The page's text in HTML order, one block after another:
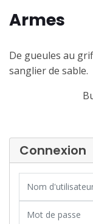
Armes
De gueules au
sanglier de sable.
Connexion